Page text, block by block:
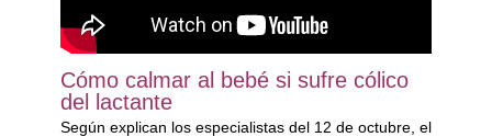
Cómo calmar al bebé si sufre cólico
del lactante
Según explican los especialistas del 12 de octubre, el